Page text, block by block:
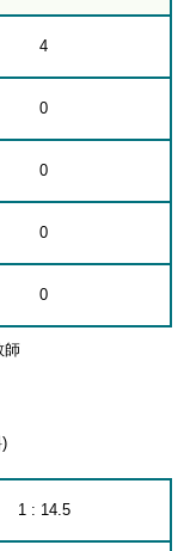
4
0
0
0
0
師
1 : 14.5